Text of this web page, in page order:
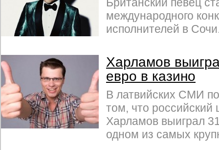
международного
исполнителей в
Харламов
евро в казино
В латвийских СМИ
том, что российский
Харламов выиграл
одном из самых